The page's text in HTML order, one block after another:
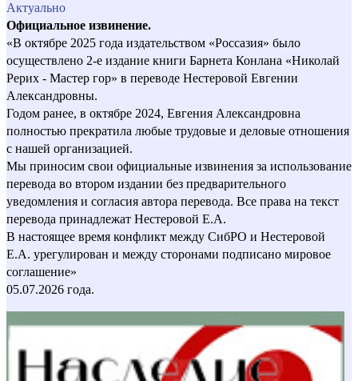
Актуально
Официальное извинение.
«В октябре 2025 года издательством «Россазия» было
осуществлено 2-е издание книги Барнета Конлана «Николай
Рерих - Мастер гор» в переводе Нестеровой Евгении
Александровны.
Годом ранее, в октябре 2024, Евгения Александровна
полностью прекратила любые трудовые и деловые отношения
с нашей организацией.
Мы приносим свои официальные извинения за использование
перевода во втором издании без предварительного
уведомления и согласия автора перевода. Все права на текст
перевода принадлежат Нестеровой Е.А.
В настоящее время конфликт между СибРО и Нестеровой
Е.А. урегулирован и между сторонами подписано мировое
соглашение»
05.07.2026 года.